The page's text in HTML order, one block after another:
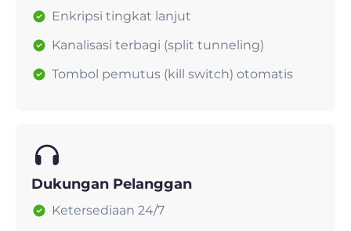
Enkripsi tingkat lanjut
Kanalisasi terbagi (split tunneling)
Tombol pemutus (kill switch) otomatis
Dukungan Pelanggan
Ketersediaan 24/7